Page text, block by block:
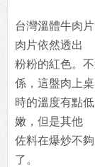
台灣溫體牛肉
肉片依然透出
粉粉的紅色。
係，這盤肉上桌
時的溫度有點
嫩，但是其他
佐料在爆炒不
了。